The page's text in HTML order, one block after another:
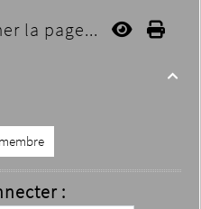
la page...

: